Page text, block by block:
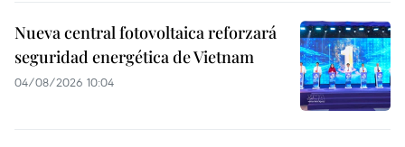
Nueva central fotovoltaica reforzará
seguridad energética de Vietnam
04/08/2026 10:04